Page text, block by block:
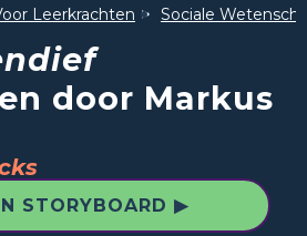
Leerkrachten Sociale
door Markus
STORYBOARD ▶